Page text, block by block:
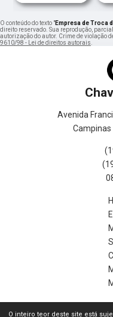
O conteúdo do texto "Empresa de Troca
direito reservado. Sua reprodução,
autorização do autor. Crime de violação
9610/98 - Lei de direitos autorais
Avenida
Campinas
O inteiro teor deste site está